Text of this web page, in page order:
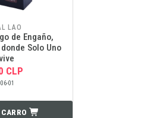
LAO
de Engaño,
Solo Uno
CLP
01